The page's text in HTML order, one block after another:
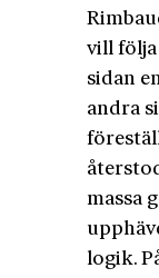
vill följa
sidan
andra
massa
logik.